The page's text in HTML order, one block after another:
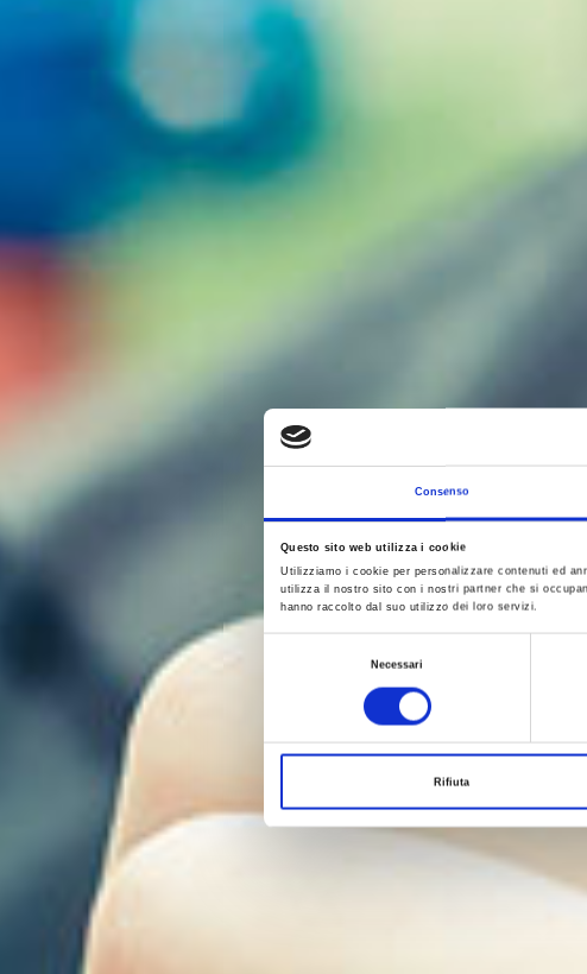
Consenso
Questo sito web utilizza i cookie
Utilizziamo i cookie per personalizzare contenuti ed
utilizza il nostro sito con i nostri partner che si
hanno raccolto dal suo utilizzo dei loro servizi.
Necessari
Rifiuta